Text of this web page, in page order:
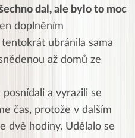
dal, ale bylo to moc
doplněním
ubránila sama
až domů ze
a vyrazili se
čas, protože v dalším
dvě hodiny. Udělalo se